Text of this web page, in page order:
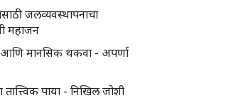
जलव्यवस्थापनाचा
महाजन
आणि मानसिक थकवा - अपर्णा
तात्त्विक पाया - निखिल जोशी